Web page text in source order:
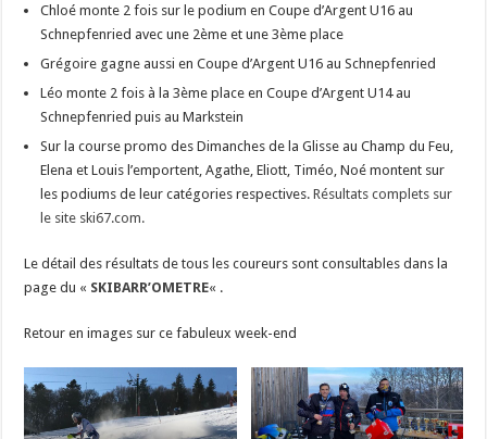
Chloé monte 2 fois sur le podium en Coupe d’Argent U16 au
Schnepfenried avec une 2ème et une 3ème place
Grégoire gagne aussi en Coupe d’Argent U16 au Schnepfenried
Léo monte 2 fois à la 3ème place en Coupe d’Argent U14 au
Schnepfenried puis au Markstein
Sur la course promo des Dimanches de la Glisse au Champ du Feu,
Elena et Louis l’emportent, Agathe, Eliott, Timéo, Noé montent sur
les podiums de leur catégories respectives.Résultats complets sur
le site ski67.com.
Le détail des résultats de tous les coureurs sont consultables dans la
page du « SKIBARR’OMETRE« .
Retour en images sur ce fabuleux week-end